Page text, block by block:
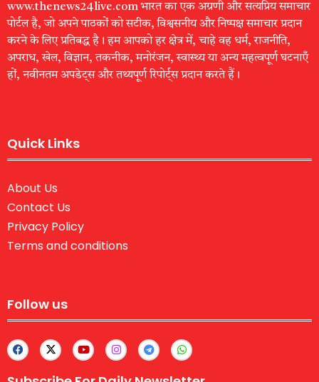
www.thenews24live.com भारत का एक अग्रणी और सत्यप्रिय समाचार
पोर्टल है, जो अपने पाठकों को सटीक, विश्वसनीय और निष्पक्ष समाचार प्रदान
करने के लिए प्रतिबद्ध है। हम आपको हर क्षेत्र में, चाहे वह धर्म, राजनीति,
अपराध, खेल, विज्ञान, तकनीक, मनोरंजन, स्वास्थ्य या अन्य महत्वपूर्ण घटनाएँ
हों, नवीनतम अपडेट्स और तथ्यपूर्ण रिपोर्ट्स प्रदान करते हैं।
Quick Links
About Us
Contact Us
Privacy Policy
Terms and conditions
Follow us